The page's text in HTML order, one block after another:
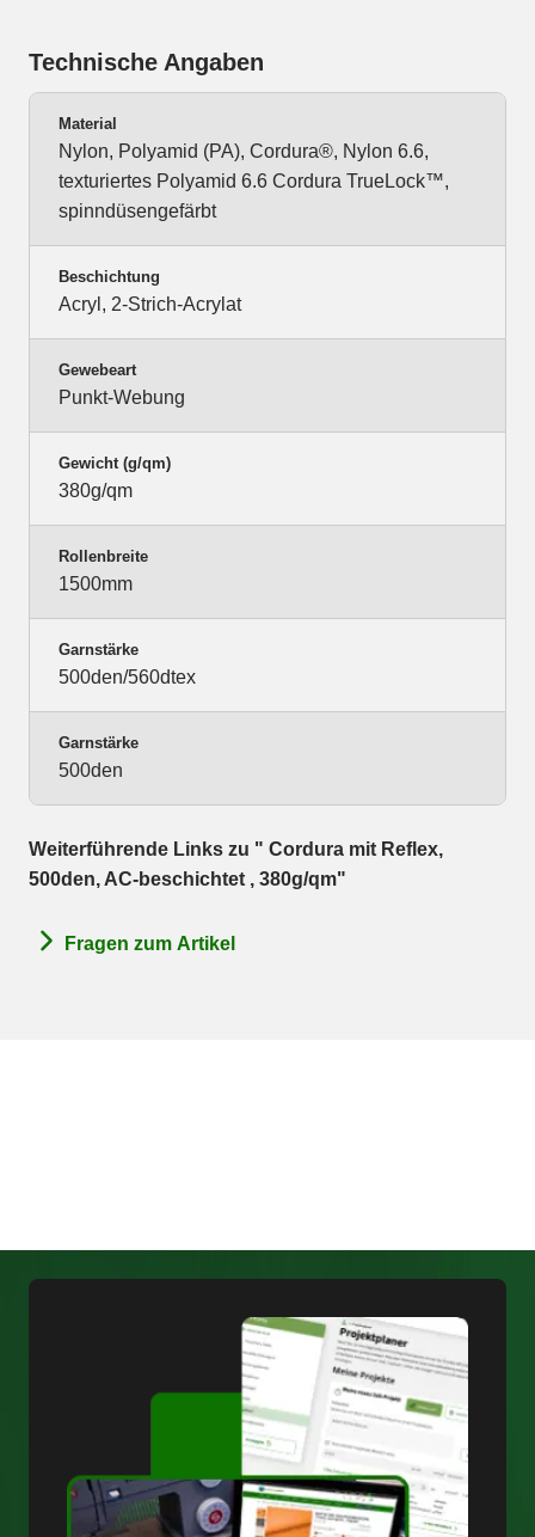
Technische Angaben
Material
Nylon, Polyamid (PA), Cordura®, Nylon 6.6,
texturiertes Polyamid 6.6 Cordura TrueLock™,
spinndüsengefärbt
Beschichtung
Acryl, 2-Strich-Acrylat
Gewebeart
Punkt-Webung
Gewicht (g/qm)
380g/qm
Rollenbreite
1500mm
Garnstärke
500den/560dtex
Garnstärke
500den
Weiterführende Links zu " Cordura mit Reflex,
500den, AC-beschichtet , 380g/qm"
Fragen zum Artikel